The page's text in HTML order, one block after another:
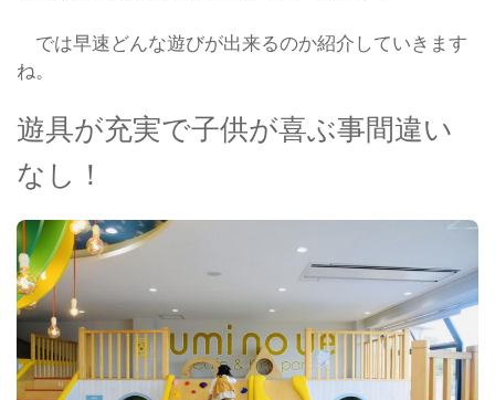
では早速どんな遊びが出来るのか紹介していきます
ね。
遊具が充実で子供が喜ぶ事間違い
なし！